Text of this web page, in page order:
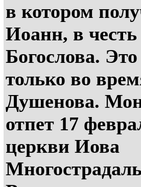
в котором
Иоанн, в
Богослова.
только во
Душенова.
отпет 17
церкви Иова